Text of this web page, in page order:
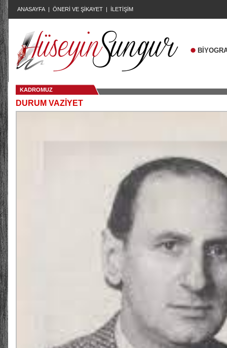
ANASAYFA | ÖNERİ VE ŞİKAYET | İLETİŞİM
KADROMUZ
DURUM VAZİYET